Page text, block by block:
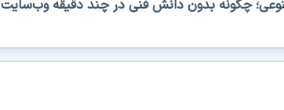
چگونه بدون دانش فنی در چند دقیقه وب‌سایت